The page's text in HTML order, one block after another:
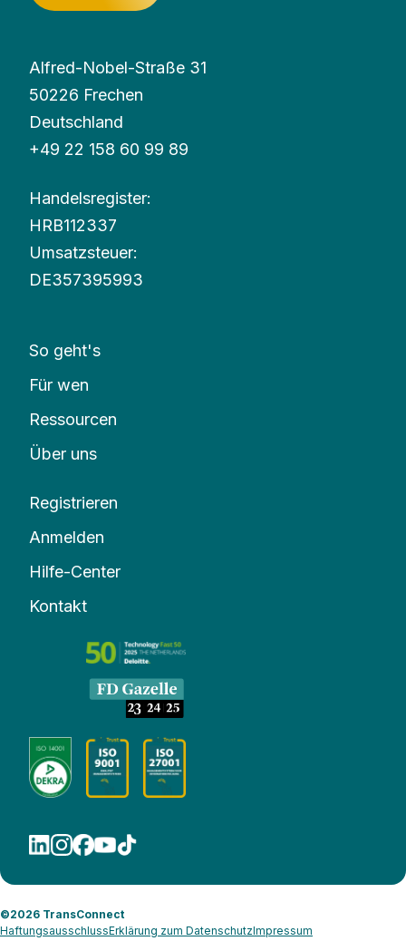
Alfred-Nobel-Straße 31
50226 Frechen
Deutschland
+49 22 158 60 99 89
Handelsregister:
HRB112337
Umsatzsteuer:
DE357395993
So geht's
Für wen
Ressourcen
Über uns
Registrieren
Anmelden
Hilfe-Center
Kontakt
©2026 TransConnect
HaftungsausschlussErklärung zum DatenschutzImpressum